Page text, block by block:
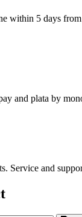
within 5 days from
and plata by
Service and